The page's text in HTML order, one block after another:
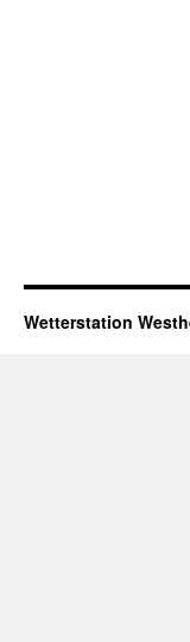
Wetterstation